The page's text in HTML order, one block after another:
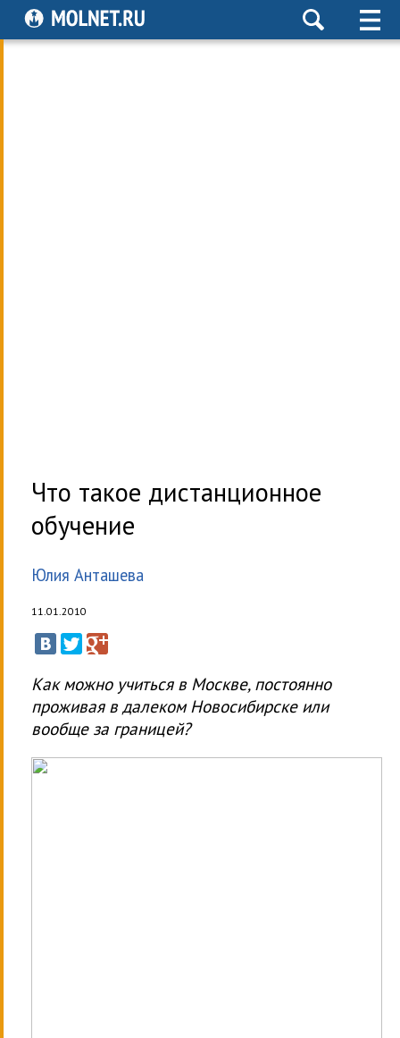
Что такое дистанционное
обучение
Юлия Анташева
11.01.2010
Как можно учиться в Москве, постоянно
проживая в далеком Новосибирске или
вообще за границей?